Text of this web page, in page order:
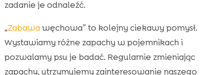
zadanie je odnaleźć.
„Zabawa węchowa” to kolejny ciekawy pomysł.
Wystawiamy różne zapachy w pojemnikach i
pozwalamy psu je badać. Regularnie zmieniając
zapachy, utrzymujemy zainteresowanie naszego